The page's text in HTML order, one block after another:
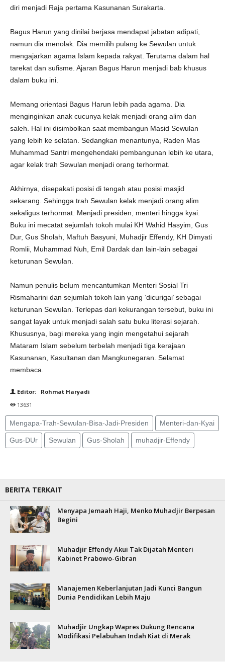
diri menjadi Raja pertama Kasunanan Surakarta.
Bagus Harun yang dinilai berjasa mendapat jabatan adipati,
namun dia menolak. Dia memilih pulang ke Sewulan untuk
mengajarkan agama Islam kepada rakyat. Terutama dalam hal
tarekat dan sufisme. Ajaran Bagus Harun menjadi bab khusus
dalam buku ini.
Memang orientasi Bagus Harun lebih pada agama. Dia
menginginkan anak cucunya kelak menjadi orang alim dan
saleh. Hal ini disimbolkan saat membangun Masid Sewulan
yang lebih ke selatan. Sedangkan menantunya, Raden Mas
Muhammad Santri mengehendaki pembangunan lebih ke utara,
agar kelak trah Sewulan menjadi orang terhormat.
Akhirnya, disepakati posisi di tengah atau posisi masjid
sekarang. Sehingga trah Sewulan kelak menjadi orang alim
sekaligus terhormat. Menjadi presiden, menteri hingga kyai.
Buku ini mecatat sejumlah tokoh mulai KH Wahid Hasyim, Gus
Dur, Gus Sholah, Maftuh Basyuni, Muhadjir Effendy, KH Dimyati
Romlii, Muhammad Nuh, Emil Dardak dan lain-lain sebagai
keturunan Sewulan.
Namun penulis belum mencantumkan Menteri Sosial Tri
Rismaharini dan sejumlah tokoh lain yang ‘dicurigai’ sebagai
keturunan Sewulan. Terlepas dari kekurangan tersebut, buku ini
sangat layak untuk menjadi salah satu buku literasi sejarah.
Khususnya, bagi mereka yang ingin mengetahui sejarah
Mataram Islam sebelum terbelah menjadi tiga kerajaan
Kasunanan, Kasultanan dan Mangkunegaran. Selamat
membaca.
Editor: Rohmat Haryadi
13631
Mengapa-Trah-Sewulan-Bisa-Jadi-Presiden Menteri-dan-Kyai
Gus-DUr Sewulan Gus-Sholah muhadjir-Effendy
BERITA TERKAIT
Menyapa Jemaah Haji, Menko Muhadjir Berpesan
Begini
Muhadjir Effendy Akui Tak Dijatah Menteri
Kabinet Prabowo-Gibran
Manajemen Keberlanjutan Jadi Kunci Bangun
Dunia Pendidikan Lebih Maju
Muhadjir Ungkap Wapres Dukung Rencana
Modifikasi Pelabuhan Indah Kiat di Merak